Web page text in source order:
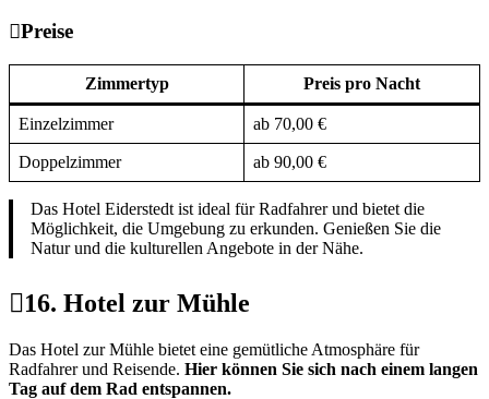
Preise
Zimmertyp Preis pro Nacht
Einzelzimmer ab 70,00 €
Doppelzimmer ab 90,00 €
Das Hotel Eiderstedt ist ideal für Radfahrer und bietet die
Möglichkeit, die Umgebung zu erkunden. Genießen Sie die
Natur und die kulturellen Angebote in der Nähe.
16. Hotel zur Mühle
Das Hotel zur Mühle bietet eine gemütliche Atmosphäre für
Radfahrer und Reisende. Hier können Sie sich nach einem langen
Tag auf dem Rad entspannen.